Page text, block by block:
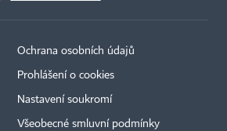
Ochrana osobních údajů
Prohlášení o cookies
Nastavení soukromí
Všeobecné smluvní podmínky